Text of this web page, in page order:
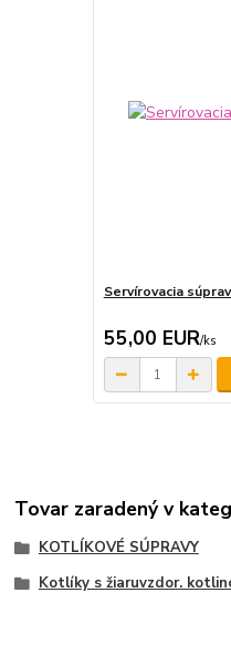
Servírovacia
55,00 EUR/ks
Tovar zaradený v
KOTLÍKOVÉ SÚPRAVY
Kotlíky s žiaruvzdor.